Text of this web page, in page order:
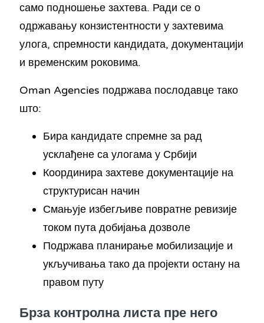
само подношење захтева. Ради се о
одржавању конзистентности у захтевима
улога, спремности кандидата, документацији
и временским роковима.
Oman Agencies подржава послодавце тако
што:
Бира кандидате спремне за рад
усклађене са улогама у Србији
Координира захтеве документације на
структурисан начин
Смањује избегљиве повратне ревизије
током пута добијања дозволе
Подржава планирање мобилизације и
укључивања тако да пројекти остану на
правом путу
Брза контролна листа пре него